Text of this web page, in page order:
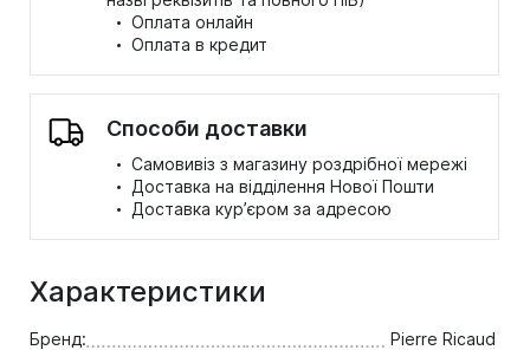
· Оплата онлайн
· Оплата в кредит
Способи доставки
· Самовивіз з магазину роздрібної мережі
· Доставка на відділення Нової Пошти
· Доставка кур’єром за адресою
Характеристики
Бренд:
Pierre Ricaud